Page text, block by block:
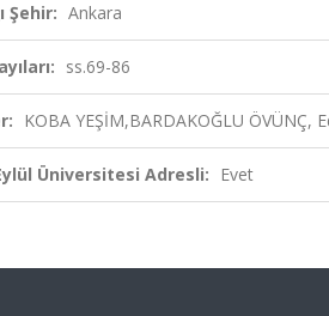
Şehir: Ankara
ss.69-86
KOBA YEŞİM,BARDAKOĞLU ÖVÜNÇ,
Üniversitesi Adresli: Evet